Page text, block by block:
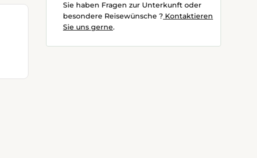
Sie haben Fragen zur Unterkunft oder
besondere Reisewünsche ? Kontaktieren
Sie uns gerne.